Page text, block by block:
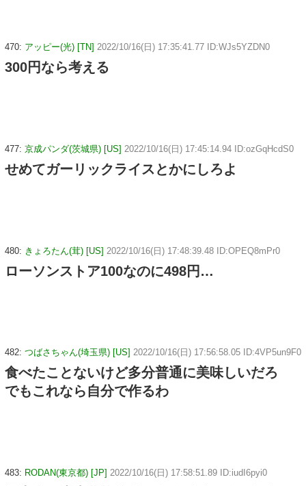
470: アッピー(光) [TN] 2022/10/16(日) 17:35:41.77 ID:WJs5YZDN0
300円なら考える
477: 京成パンダ(茨城県) [US] 2022/10/16(日) 17:45:14.94 ID:ozGqHcdS0
せめてガーリックライスとかにしろよ
480: きょろたん(茸) [US] 2022/10/16(日) 17:48:39.48 ID:OPEQ8mPr0
ローソンストア100なのに498円…
482: つばさちゃん(埼玉県) [US] 2022/10/16(日) 17:56:58.05 ID:4VP5un9F0
食べたことないけど多分普通に美味しいだろ
でもこれなら自分で作るわ
483: RODAN(東京都) [JP] 2022/10/16(日) 17:58:51.89 ID:iudI6pyi0